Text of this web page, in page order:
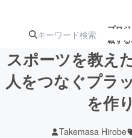
プロ
載す
注目の新着
ジェクト
スポーツを教え
人をつなぐプラ
を作
Takemasa Hirobe